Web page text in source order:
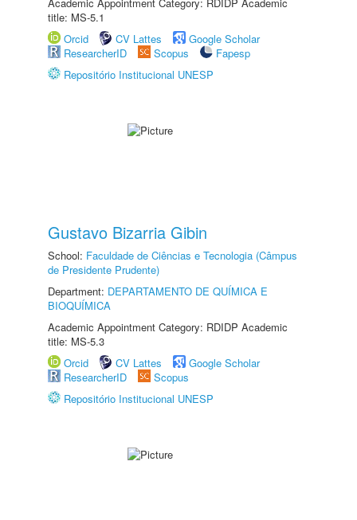
title: MS-5.1
Orcid
CV Lattes
Google Scholar
ResearcherID
Scopus
Fapesp
Repositório Institucional UNESP
Gustavo Bizarria Gibin
School: Faculdade de Ciências e Tecnologia (Câmpus
de Presidente Prudente)
Department: DEPARTAMENTO DE QUÍMICA E
BIOQUÍMICA
Academic Appointment Category: RDIDP Academic
title: MS-5.3
Orcid
CV Lattes
Google Scholar
ResearcherID
Scopus
Repositório Institucional UNESP